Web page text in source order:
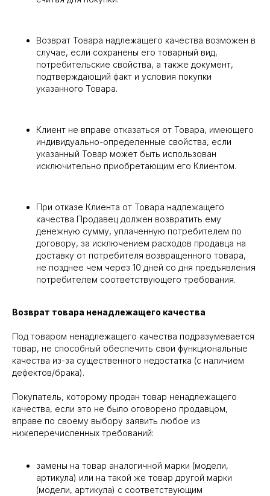
Возврат Товара надлежащего качества возможен в
случае, если сохранены его товарный вид,
потребительские свойства, а также документ,
подтверждающий факт и условия покупки
указанного Товара.
Клиент не вправе отказаться от Товара, имеющего
индивидуально-определенные свойства, если
указанный Товар может быть использован
исключительно приобретающим его Клиентом.
При отказе Клиента от Товара надлежащего
качества Продавец должен возвратить ему
денежную сумму, уплаченную потребителем по
договору, за исключением расходов продавца на
доставку от потребителя возвращенного товара,
не позднее чем через 10 дней со дня предъявления
потребителем соответствующего требования.
Возврат товара ненадлежащего качества
Под товаром ненадлежащего качества подразумевается
товар, не способный обеспечить свои функциональные
качества из-за существенного недостатка (с наличием
дефектов/брака).
Покупатель, которому продан товар ненадлежащего
качества, если это не было оговорено продавцом,
вправе по своему выбору заявить любое из
нижеперечисленных требований:
замены на товар аналогичной марки (модели,
артикула) или на такой же товар другой марки
(модели, артикула) с соответствующим